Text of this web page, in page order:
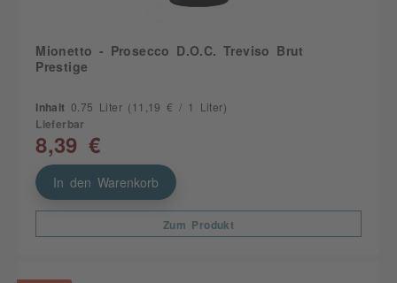
Mionetto - Prosecco D.O.C. Treviso Brut
Prestige
Inhalt 0.75 Liter (11,19 € / 1 Liter)
Lieferbar
8,39 €
In den Warenkorb
Zum Produkt